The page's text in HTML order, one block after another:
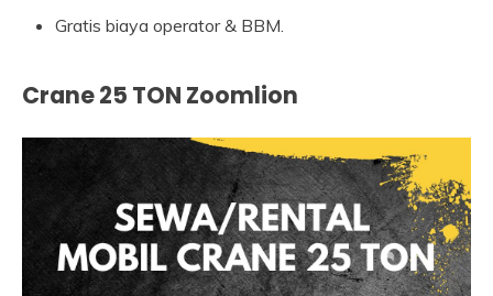
Gratis biaya operator & BBM.
Crane 25 TON Zoomlion